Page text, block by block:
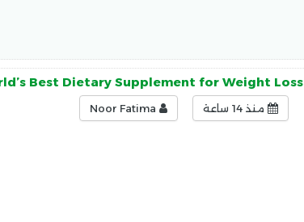
Best Dietary Supplement for Weight Loss
منذ 14 ساعة